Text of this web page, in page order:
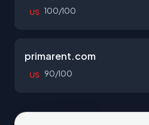
US 100/100
primarent.com
US 90/100